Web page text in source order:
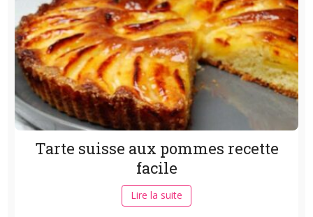
Tarte suisse aux pommes recette
facile
Lire la suite